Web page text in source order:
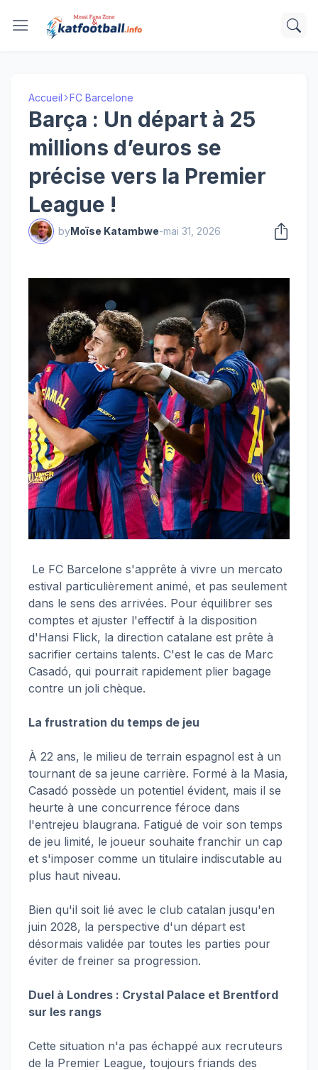
Accueil FC Barcelone
Barça : Un départ à 25
millions d’euros se
précise vers la Premier
League !
byMoïse Katambwe-mai 31, 2026
Le FC Barcelone s'apprête à vivre un mercato
estival particulièrement animé, et pas seulement
dans le sens des arrivées. Pour équilibrer ses
comptes et ajuster l'effectif à la disposition
d'Hansi Flick, la direction catalane est prête à
sacrifier certains talents. C'est le cas de Marc
Casadó, qui pourrait rapidement plier bagage
contre un joli chèque.
La frustration du temps de jeu
À 22 ans, le milieu de terrain espagnol est à un
tournant de sa jeune carrière. Formé à la Masia,
Casadó possède un potentiel évident, mais il se
heurte à une concurrence féroce dans
l'entrejeu blaugrana. Fatigué de voir son temps
de jeu limité, le joueur souhaite franchir un cap
et s'imposer comme un titulaire indiscutable au
plus haut niveau.
Bien qu'il soit lié avec le club catalan jusqu'en
juin 2028, la perspective d'un départ est
désormais validée par toutes les parties pour
éviter de freiner sa progression.
Duel à Londres : Crystal Palace et Brentford
sur les rangs
Cette situation n'a pas échappé aux recruteurs
de la Premier League, toujours friands des